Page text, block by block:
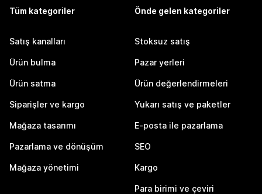
Tüm kategoriler
Satış kanalları
Ürün bulma
Ürün satma
Siparişler ve kargo
Mağaza tasarımı
Pazarlama ve dönüşüm
Mağaza yönetimi
Önde gelen kategoriler
Stoksuz satış
Pazar yerleri
Ürün değerlendirmeleri
Yukarı satış ve paketler
E-posta ile pazarlama
SEO
Kargo
Para birimi ve çeviri